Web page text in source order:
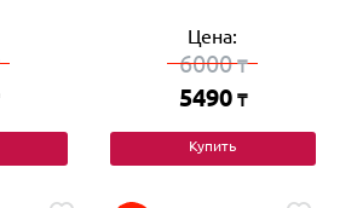
Цена:
6000₸
5490 ₸
Купить